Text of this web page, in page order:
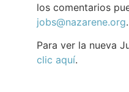
los comentarios
jobs@nazarene.org.
Para ver la nueva
clic aquí.